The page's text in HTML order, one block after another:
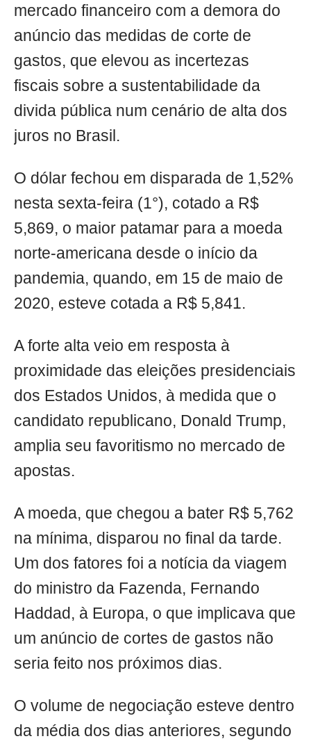
mercado financeiro com a demora do
anúncio das medidas de corte de
gastos, que elevou as incertezas
fiscais sobre a sustentabilidade da
divida pública num cenário de alta dos
juros no Brasil.
O dólar fechou em disparada de 1,52%
nesta sexta-feira (1°), cotado a R$
5,869, o maior patamar para a moeda
norte-americana desde o início da
pandemia, quando, em 15 de maio de
2020, esteve cotada a R$ 5,841.
A forte alta veio em resposta à
proximidade das eleições presidenciais
dos Estados Unidos, à medida que o
candidato republicano, Donald Trump,
amplia seu favoritismo no mercado de
apostas.
A moeda, que chegou a bater R$ 5,762
na mínima, disparou no final da tarde.
Um dos fatores foi a notícia da viagem
do ministro da Fazenda, Fernando
Haddad, à Europa, o que implicava que
um anúncio de cortes de gastos não
seria feito nos próximos dias.
O volume de negociação esteve dentro
da média dos dias anteriores, segundo